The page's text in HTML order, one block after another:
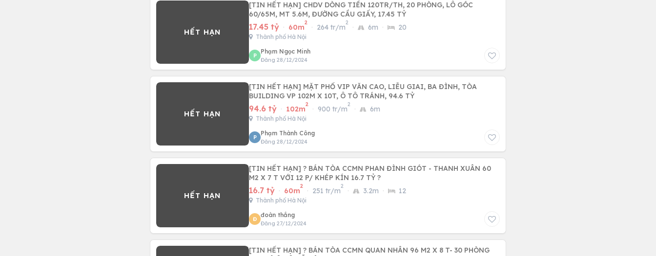
[TIN HẾT HẠN] CHDV DÒNG TIỀN 120TR/TH, 20 PHÒNG, LÔ GÓC
60/65M, MT 5.6M, ĐƯỜNG CẦU GIẤY, 17.45 TỶ
17.45 tỷ · 60m
2
· 264 tr/m
2
· 6m · 20
Thành phố Hà Nội
P
Phạm Ngọc Minh
Đăng 28/12/2024
[TIN HẾT HẠN] MẶT PHỐ VIP VĂN CAO, LIỄU GIAI, BA ĐÌNH, TÒA
BUILDING VP 102M X 10T, Ô TÔ TRÁNH, 94.6 TỶ
94.6 tỷ · 102m
2
· 900 tr/m
2
· 6m
Thành phố Hà Nội
P
Phạm Thành Công
Đăng 28/12/2024
[TIN HẾT HẠN] ? BÁN TÒA CCMN PHAN ĐÌNH GIÓT - THANH XUÂN 60
M2 X 7 T VỚI 12 P/ KHÉP KÍN 16.7 TỶ ?
16.7 tỷ · 60m
2
· 251 tr/m
2
· 3.2m · 12
Thành phố Hà Nội
Đ
đoàn thắng
Đăng 27/12/2024
[TIN HẾT HẠN] ? BÁN TÒA CCMN QUAN NHÂN 96 M2 X 8 T- 30 PHÒNG